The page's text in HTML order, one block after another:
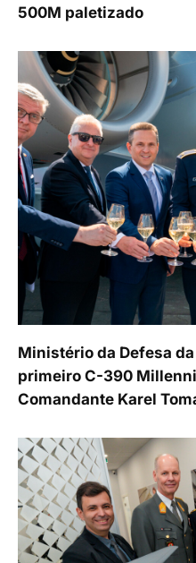
500M paletizado
Ministério da Defesa
primeiro C-390
Comandante Karel